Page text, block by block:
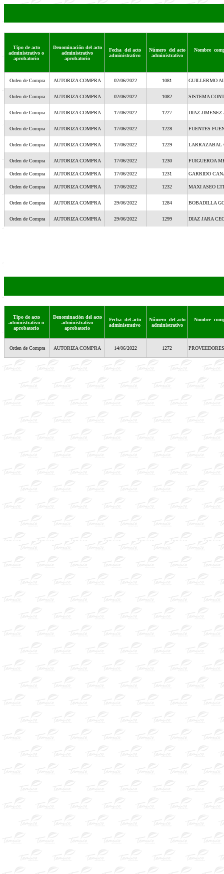
Tipo de acto
administrativo o
aprobatorio
Denominación del acto
administrativo
aprobatorio
Fecha del acto
administrativo
Número del acto
administrativo
Nombre
Orden de Compra AUTORIZA COMPRA 02/06/2022 1081 GUILLERMO
Orden de Compra AUTORIZA COMPRA 02/06/2022 1082 SISTEMA
Orden de Compra AUTORIZA COMPRA 17/06/2022 1227 DIAZ JIMENEZ
Orden de Compra AUTORIZA COMPRA 17/06/2022 1228 FUENTES
Orden de Compra AUTORIZA COMPRA 17/06/2022 1229 LARRAZABAL
Orden de Compra AUTORIZA COMPRA 17/06/2022 1230 FUIGUEROA
Orden de Compra AUTORIZA COMPRA 17/06/2022 1231 GARRIDO
Orden de Compra AUTORIZA COMPRA 17/06/2022 1232 MAXI ASEO
Orden de Compra AUTORIZA COMPRA 29/06/2022 1284 BOBADILLA
Orden de Compra AUTORIZA COMPRA 29/06/2022 1299 DIAZ JARA
Tipo de acto
administrativo o
aprobatorio
Denominación del acto
administrativo
aprobatorio
Fecha del acto
administrativo
Número del acto
administrativo
Nombre
Orden de Compra AUTORIZA COMPRA 14/06/2022 1272